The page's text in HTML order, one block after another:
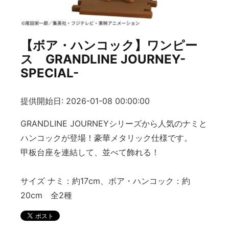
【ボア・ハンコック】ワンピー
ス GRANDLINE JOURNEY-
SPECIAL-
提供開始日: 2026-01-08 00:00:00
GRANDLINE JOURNEYシリーズから人気のナミと
ハンコックが登場！豪華メタリック仕様です。
甲板台座を連結して、並べて飾れる！
サイズ ナミ：約17cm、ボア・ハンコック：約
20cm 全2種